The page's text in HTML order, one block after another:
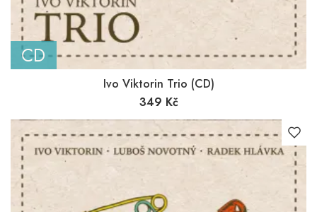
CD
Ivo Viktorin Trio (CD)
349 Kč